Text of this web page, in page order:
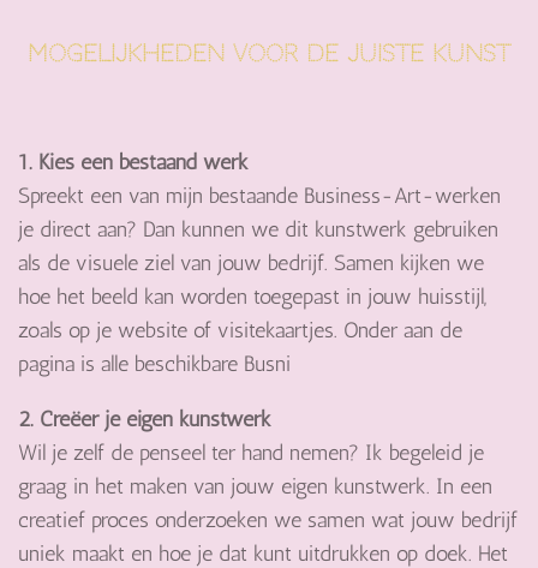
Mogelijkheden voor de juiste kunst
1. Kies een bestaand werk
Spreekt een van mijn bestaande Business-Art-werken
je direct aan? Dan kunnen we dit kunstwerk gebruiken
als de visuele ziel van jouw bedrijf. Samen kijken we
hoe het beeld kan worden toegepast in jouw huisstijl,
zoals op je website of visitekaartjes. Onder aan de
pagina is alle beschikbare Busni
2. Creëer je eigen kunstwerk
Wil je zelf de penseel ter hand nemen? Ik begeleid je
graag in het maken van jouw eigen kunstwerk. In een
creatief proces onderzoeken we samen wat jouw bedrijf
uniek maakt en hoe je dat kunt uitdrukken op doek. Het